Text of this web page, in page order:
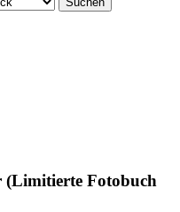
(Limitierte Fotobuch